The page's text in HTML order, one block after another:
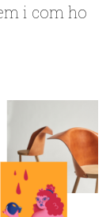
i com ho